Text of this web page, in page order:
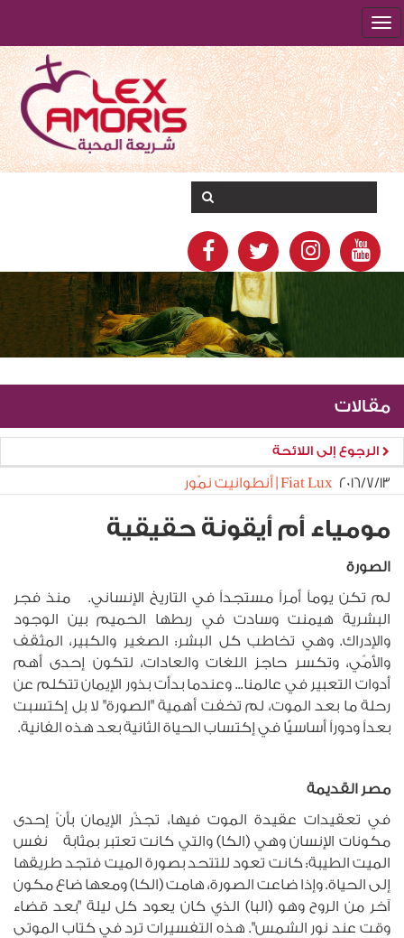
مقالات
الرجوع إلى اللائحة
١٣‏/٧‏/٢٠١٦ Fiat Lux | أنطوانيت نمّور
مومياء أم أيقونة حقيقية
الصورة
لم تكن يوماً أمراً مستجداً في التاريخ الإنساني. منذ فجر
البشرية هيمنت وسادت في ربطها الحميم بين الوجود
والإدراك. وهي تخاطب كل البشر: الصغير والكبير، المثقف
والأمّي، وتكسر حاجز اللغات والعادات، لتكون إحدى أهم
أدوات التعبير في عالمنا... وعندما بدأت بذور الإيمان تتكلم عن
رحلة ما بعد الموت، لم تخفت أهمية "الصورة" لا بل إكتسبت
بعداً ودوراً أساسيًّا في إكتساب الحياة الثانية بعد هذه الفانية.
مصر القديمة
في تعقيدات عقيدة الموت فيها، تجذّر الإيمان بأنّ إحدى
مكونات الإنسان وهي (الكا) والتي كانت تعتبر بمثابة نفس
الميت الطيبة: كانت تعود للتتحد بصورة الميت فتجد طريقها
إلى الحياة. وإذا ضاعت الصورة، هامت (الكا) ومعها ضاع مكون
آخر من الروح وهو (البا) الذي كان يعود كل ليلة "بعد قضاء
وقت عند نور الشمس". هذه التفسيرات ترد في كتاب الموتى